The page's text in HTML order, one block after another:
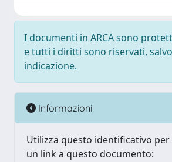
I documenti in ARCA sono
e tutti i diritti sono riservati,
indicazione.
Informazioni
Utilizza questo identificativo
un link a questo documento: